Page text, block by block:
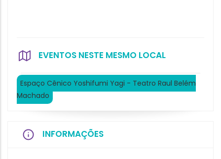
EVENTOS NESTE MESMO LOCAL
Espaço Cênico Yoshifumi Yagi - Teatro Raul Belém
Machado
INFORMAÇÕES